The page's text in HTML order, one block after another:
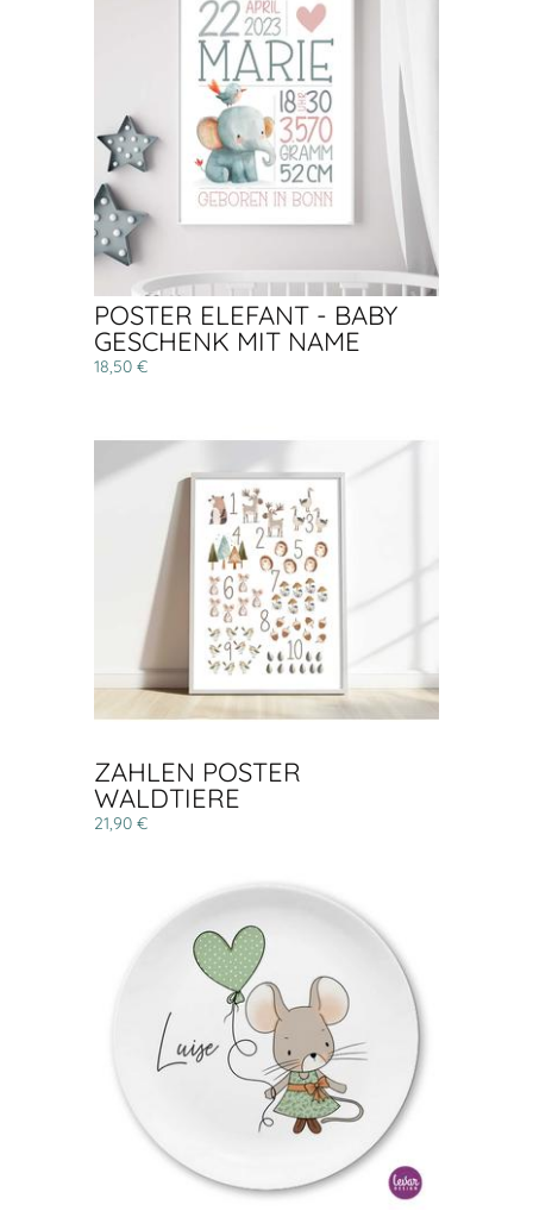
POSTER ELEFANT - BABY
GESCHENK MIT NAME
18,50 €
ZAHLEN POSTER
WALDTIERE
21,90 €